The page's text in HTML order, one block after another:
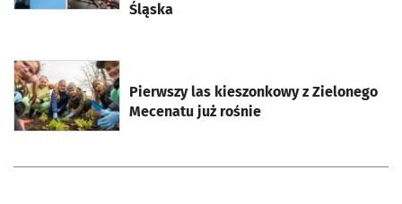
Śląska
Pierwszy las kieszonkowy z Zielonego
Mecenatu już rośnie
otworzy się w nowej karcie